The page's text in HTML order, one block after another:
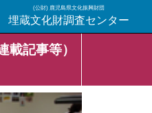
(公財) 鹿児島県文化振興財団
埋蔵文化財調査センター
載記事等）